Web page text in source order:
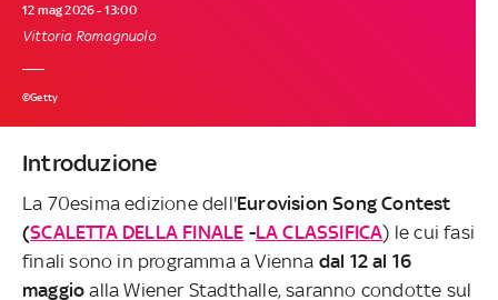
12 mag 2026 - 13:00
Vittoria Romagnuolo
©Getty
Introduzione
La 70esima edizione dell'Eurovision Song Contest
(SCALETTA DELLA FINALE -LA CLASSIFICA) le cui fasi
finali sono in programma a Vienna dal 12 al 16
maggio alla Wiener Stadthalle, saranno condotte sul